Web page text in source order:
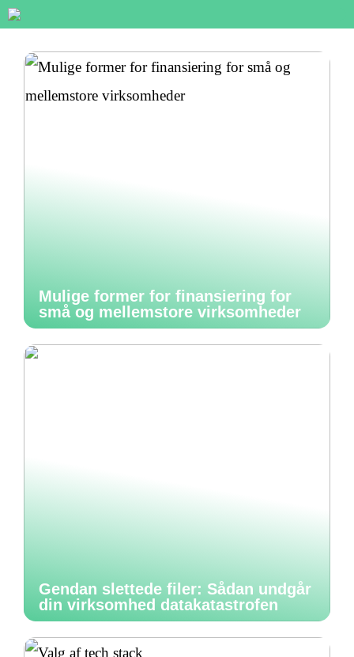
Mulige former for finansiering for
små og mellemstore virksomheder
Gendan slettede filer: Sådan undgår
din virksomhed datakatastrofen